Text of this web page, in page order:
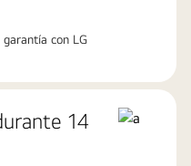
con LG
14